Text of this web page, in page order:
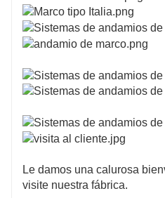
Le damos una calurosa
visite nuestra fábrica.